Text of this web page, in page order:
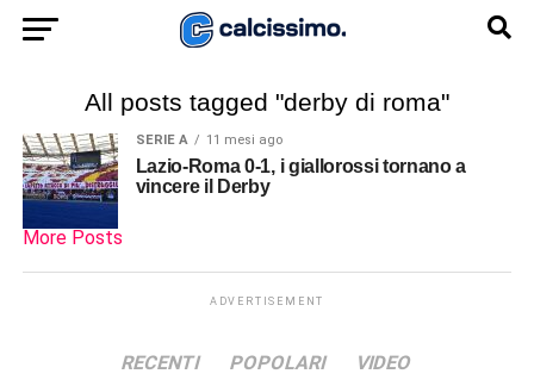
All posts tagged "derby di roma"
SERIE A 11 mesi ago
Lazio-Roma 0-1, i giallorossi tornano a
vincere il Derby
More Posts
ADVERTISEMENT
RECENTI POPOLARI VIDEO